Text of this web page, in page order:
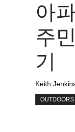
아
주
기
Keith
OUTDOORS